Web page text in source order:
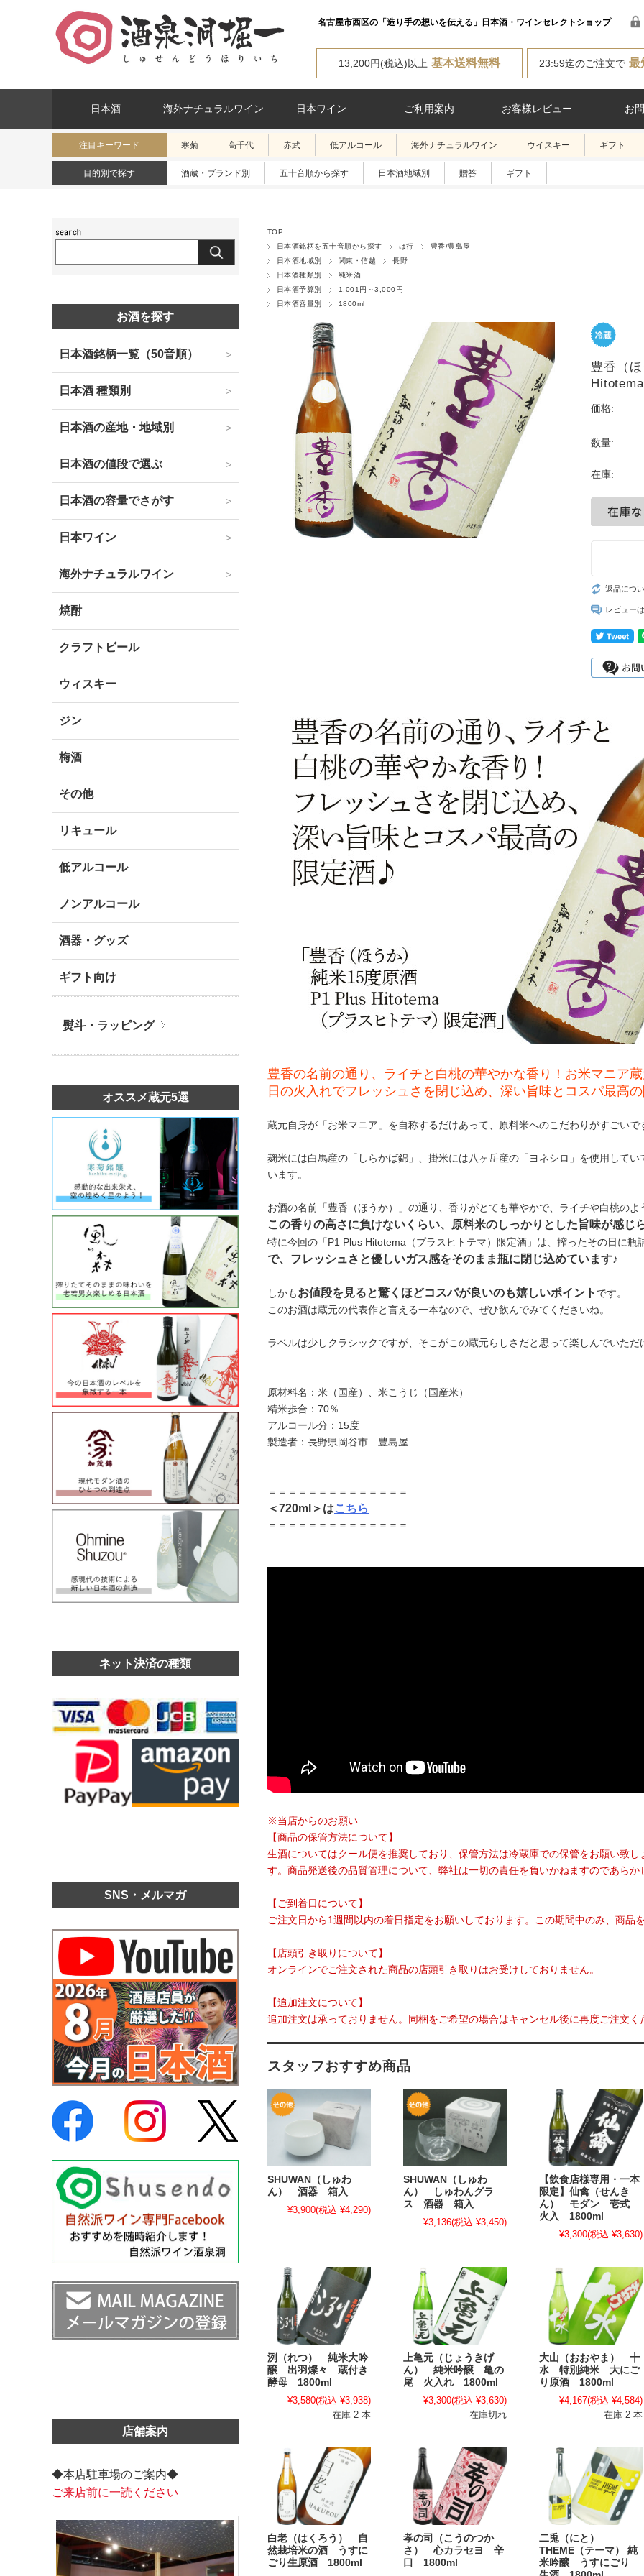
名古屋市西区の「造り手の想いを伝える」日本酒・ワインセレクトショップ
13,200円(税込)以上 基本送料無料 23:59迄のご注文で 最
日本酒 海外ナチュラルワイン 日本ワイン ご利用案内 お客様レビュー お
注目キーワード 寒菊 高千代 赤武 低アルコール 海外ナチュラルワイン ウイスキー ギフト
目的別で探す 酒蔵・ブランド別 五十音順から探す 日本酒地域別 贈答 ギフト
TOP
日本酒銘柄を五十音順から探す
は行
豊香/豊島屋
日本酒地域別
関東・信越
長野
日本酒種類別
純米酒
日本酒予算別
1,001円～3,000円
日本酒容量別
1800ml
豊香（
価格:
数量:
在庫:
返品につ
レビュー
豊香の名前の通り、ライチと白桃の華やかな香り！お米マニア
日の火入れでフレッシュさを閉じ込め、深い旨味とコスパ最高
蔵元自身が「お米マニア」を自称するだけあって、原料米へのこだわりがすごいで
麹米には白馬産の「しらかば錦」、掛米には八ヶ岳産の「ヨネシロ」を使用して
います。
お酒の名前「豊香（ほうか）」の通り、香りがとても華やかで、ライチや白桃の
この香りの高さに負けないくらい、原料米のしっかりとした旨味が感じ
特に今回の「P1 Plus Hitotema（プラスヒトテマ）限定酒」は、搾ったその日に瓶
で、フレッシュさと優しいガス感をそのまま瓶に閉じ込めています♪
しかもお値段を見ると驚くほどコスパが良いのも嬉しいポイント です。
このお酒は蔵元の代表作と言える一本なので、ぜひ飲んでみてくださいね。
ラベルは少しクラシックですが、そこがこの蔵元らしさだと思って楽しんでいただ
原材料名：米（国産）、米こうじ（国産米）
精米歩合：70％
アルコール分：15度
製造者：長野県岡谷市 豊島屋
＝＝＝＝＝＝＝＝＝＝＝＝＝＝
＜720ml＞はこちら
＝＝＝＝＝＝＝＝＝＝＝＝＝＝
※当店からのお願い
【商品の保管方法について】
生酒についてはクール便を推奨しており、保管方法は冷蔵庫での保管をお願い致
す。商品発送後の品質管理について、弊社は一切の責任を負いかねますのであらか
【ご到着日について】
ご注文日から1週間以内の着日指定をお願いしております。この期間中のみ、商品
【店頭引き取りについて】
オンラインでご注文された商品の店頭引き取りはお受けしておりません。
【追加注文について】
追加注文は承っておりません。同梱をご希望の場合はキャンセル後に再度ご注文く
スタッフおすすめ商品
SHUWAN（しゅわ
ん） 酒器 箱入
¥3,900(税込 ¥4,290)
SHUWAN（しゅわ
ん） しゅわんグラ
ス 酒器 箱入
¥3,136(税込 ¥3,450)
【飲食店様専用・一本
限定】仙禽（せんき
ん） モダン 壱式
火入 1800ml
¥3,300(税込 ¥3,630)
洌（れつ） 純米大吟
醸 出羽燦々 蔵付き
酵母 1800ml
¥3,580(税込 ¥3,938)
在庫 2 本
上亀元（じょうきげ
ん） 純米吟醸 亀の
尾 火入れ 1800ml
¥3,300(税込 ¥3,630)
在庫切れ
大山（おおやま） 十
水 特別純米 大にご
り原酒 1800ml
¥4,167(税込 ¥4,584)
在庫 2 本
白老（はくろう） 自
然栽培米の酒 うすに
ごり生原酒 1800ml
孝の司（こうのつか
さ） 心カラセヨ 辛
口 1800ml
二兎（にと）
THEME（テーマ） 純
米吟醸 うすにごり
お酒を探す
日本酒銘柄一覧（50音順）
日本酒 種類別
日本酒の産地・地域別
日本酒の値段で選ぶ
日本酒の容量でさがす
日本ワイン
海外ナチュラルワイン
焼酎
クラフトビール
ウィスキー
ジン
梅酒
その他
リキュール
低アルコール
ノンアルコール
酒器・グッズ
ギフト向け
熨斗・ラッピング
オススメ蔵元5選
ネット決済の種類
SNS・メルマガ
店舗案内
◆本店駐車場のご案内◆
ご来店前に一読ください